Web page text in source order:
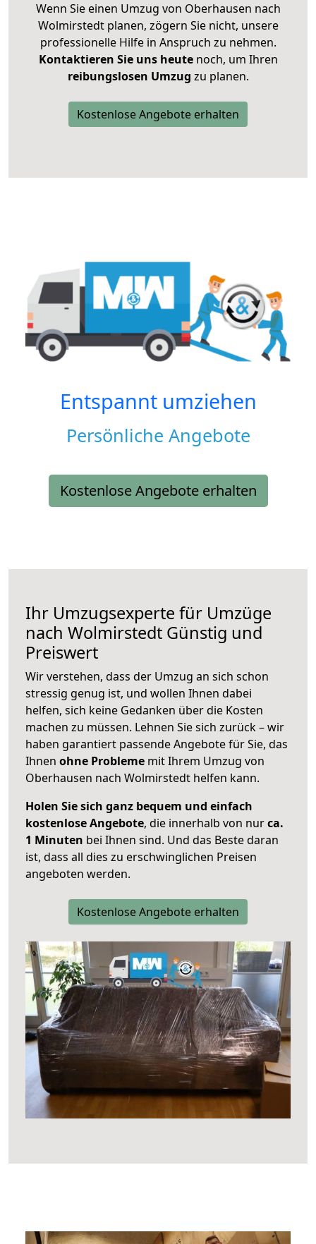
Wenn Sie einen Umzug von Oberhausen nach
Wolmirstedt planen, zögern Sie nicht, unsere
professionelle Hilfe in Anspruch zu nehmen.
Kontaktieren Sie uns heutenoch, um Ihren
reibungslosen Umzug zu planen.
Kostenlose Angebote erhalten
Entspannt umziehen
Persönliche Angebote
Kostenlose Angebote erhalten
Ihr Umzugsexperte für Umzüge
nach Wolmirstedt Günstig und
Preiswert
Wir verstehen, dass der Umzug an sich schon
stressig genug ist, und wollen Ihnen dabei
helfen, sich keine Gedanken über die Kosten
machen zu müssen. Lehnen Sie sich zurück – wir
haben garantiert passende Angebote für Sie, das
Ihnen ohne Probleme mit Ihrem Umzug von
Oberhausen nach Wolmirstedt helfen kann.
Holen Sie sich ganz bequem und einfach
kostenlose Angebote, die innerhalb von nurca.
1 Minuten bei Ihnen sind. Und das Beste daran
ist, dass all dies zu erschwinglichen Preisen
angeboten werden.
Kostenlose Angebote erhalten